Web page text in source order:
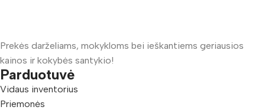
Prekės darželiams, mokykloms bei ieškantiems geriausios
kainos ir kokybės santykio!
Parduotuvė
Vidaus inventorius
Priemonės